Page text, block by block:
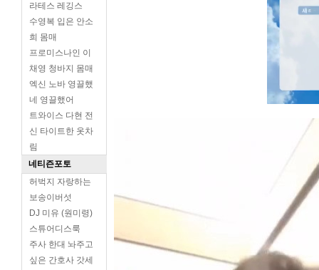
라테스 레깅스
수영복 입은 안소
희 몸매
프로미스나인 이
채영 청바지 몸매
엑신 노바 영끌했
네 영끌했어
트와이스 다현 전
신 타이트한 옷차
림
네티즌포토
허벅지 자랑하는
보송이버섯
DJ 미유 (원미령)
스튜어디스룩
주사 한대 놔주고
싶은 간호사 갓세